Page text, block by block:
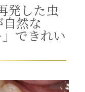
発した虫
然な
できれい